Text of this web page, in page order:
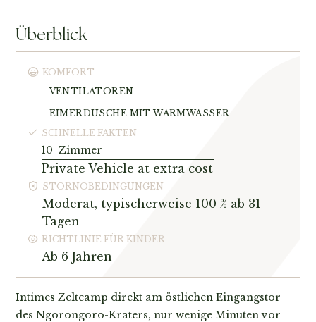
Überblick
KOMFORT
VENTILATOREN
EIMERDUSCHE MIT WARMWASSER
SCHNELLE FAKTEN
10 Zimmer
Private Vehicle at extra cost
STORNOBEDINGUNGEN
Moderat, typischerweise 100 % ab 31
Tagen
RICHTLINIE FÜR KINDER
Ab 6 Jahren
Intimes Zeltcamp direkt am östlichen Eingangstor
des Ngorongoro-Kraters, nur wenige Minuten vor